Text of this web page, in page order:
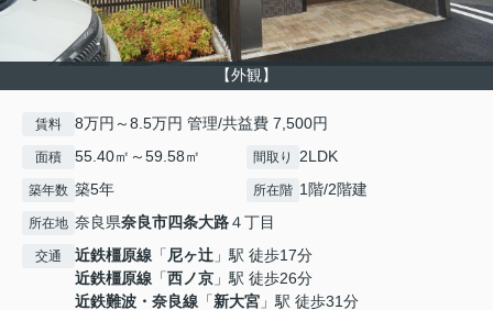
【外観】
賃料 8万円～8.5万円 管理/共益費 7,500円
面積 55.40㎡～59.58㎡ 間取り 2LDK
築年数 築5年 所在階 1階/2階建
所在地 奈良県奈良市四条大路４丁目
交通 近鉄橿原線 「尼ヶ辻 」駅 徒歩17分
近鉄橿原線 「西ノ京 」駅 徒歩26分
近鉄難波・奈良線 「新大宮 」駅 徒歩31分